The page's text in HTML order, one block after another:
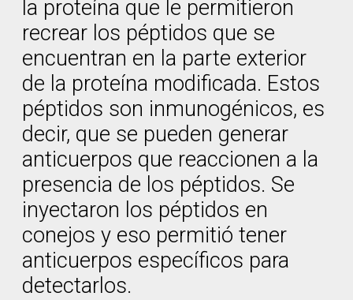
la proteína que le permitieron
recrear los péptidos que se
encuentran en la parte exterior
de la proteína modificada. Estos
péptidos son inmunogénicos, es
decir, que se pueden generar
anticuerpos que reaccionen a la
presencia de los péptidos. Se
inyectaron los péptidos en
conejos y eso permitió tener
anticuerpos específicos para
detectarlos.